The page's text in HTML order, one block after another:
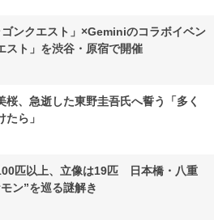
ンクエスト」×Geminiのコラボイベン
スト」を渋谷・原宿で開催
桜、急逝した東野圭吾氏へ誓う「多く
ら」
匹以上、立像は19匹 日本橋・八重
ン”を巡る謎解き